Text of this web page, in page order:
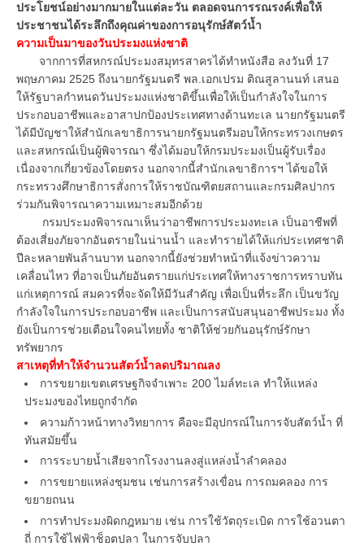
ประโยชน์อย่างมากมายในแต่ละวัน ตลอดจนการรณรงค์เพื่อให้
ประชาชนได้ระลึกถึงคุณค่าของการอนุรักษ์สัตว์น้ำ
ความเป็นมาของวันประมงแห่งชาติ
จากการที่สหกรณ์ประมงสมุทรสาครได้ทำหนังสือ ลงวันที่ 17
พฤษภาคม 2525 ถึงนายกรัฐมนตรี พล.เอกเปรม ติณสูลานนท์ เสนอ
ให้รัฐบาลกำหนดวันประมงแห่งชาติขึ้นเพื่อให้เป็นกำลังใจในการ
ประกอบอาชีพและอาสาปกป้องประเทศทางด้านทะเล นายกรัฐมนตรี
ได้มีบัญชาให้สำนักเลขาธิการนายกรัฐมนตรีมอบให้กระทรวงเกษตร
และสหกรณ์เป็นผู้พิจารณา ซึ่งได้มอบให้กรมประมงเป็นผู้รับเรื่อง
เนื่องจากเกี่ยวข้องโดยตรง นอกจากนี้สำนักเลขาธิการฯ ได้ขอให้
กระทรวงศึกษาธิการสั่งการให้ราชบัณฑิตยสถานและกรมศิลปากร
ร่วมกันพิจารณาความเหมาะสมอีกด้วย
กรมประมงพิจารณาเห็นว่าอาชีพการประมงทะเล เป็นอาชีพที่
ต้องเสี่ยงภัยจากอันตรายในน่านน้ำ และทำรายได้ให้แก่ประเทศชาติ
ปีละหลายพันล้านบาท นอกจากนี้ยังช่วยทำหน้าที่แจ้งข่าวความ
เคลื่อนไหว ที่อาจเป็นภัยอันตรายแก่ประเทศให้ทางราชการทราบทัน
แก่เหตุการณ์ สมควรที่จะจัดให้มีวันสำคัญ เพื่อเป็นที่ระลึก เป็นขวัญ
กำลังใจในการประกอบอาชีพ และเป็นการสนับสนุนอาชีพประมง ทั้ง
ยังเป็นการช่วยเตือนใจคนไทยทั้ง ชาติให้ช่วยกันอนุรักษ์รักษา
ทรัพยากร
สาเหตุที่ทำให้จำนวนสัตว์น้ำลดปริมาณลง
การขยายเขตเศรษฐกิจจำเพาะ 200 ไมล์ทะเล ทำให้แหล่ง
ประมงของไทยถูกจำกัด
ความก้าวหน้าทางวิทยาการ คือจะมีอุปกรณ์ในการจับสัตว์น้ำ ที่
ทันสมัยขึ้น
การระบายน้ำเสียจากโรงงานลงสู่แหล่งน้ำลำคลอง
การขยายแหล่งชุมชน เช่นการสร้างเขื่อน การถมคลอง การ
ขยายถนน
การทำประมงผิดกฎหมาย เช่น การใช้วัตถุระเบิด การใช้อวนตา
ถี่ การใช้ไฟฟ้าช็อตปลา ในการจับปลา